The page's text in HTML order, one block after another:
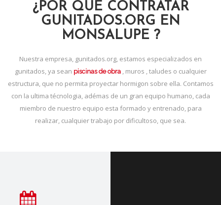
¿POR QUE CONTRATAR
GUNITADOS.ORG EN
MONSALUPE ?
Nuestra empresa, gunitados.org, estamos especializados en
gunitados, ya sean piscinas de obra, muros , taludes o cualquier
estructura, que no permita proyectar hormigon sobre ella. Contamos
con la ultima técnologia, adémas de un gran equipo humano, cada
miembro de nuestro equipo esta formado y entrenado, para
realizar, cualquier trabajo por dificultoso, que sea.